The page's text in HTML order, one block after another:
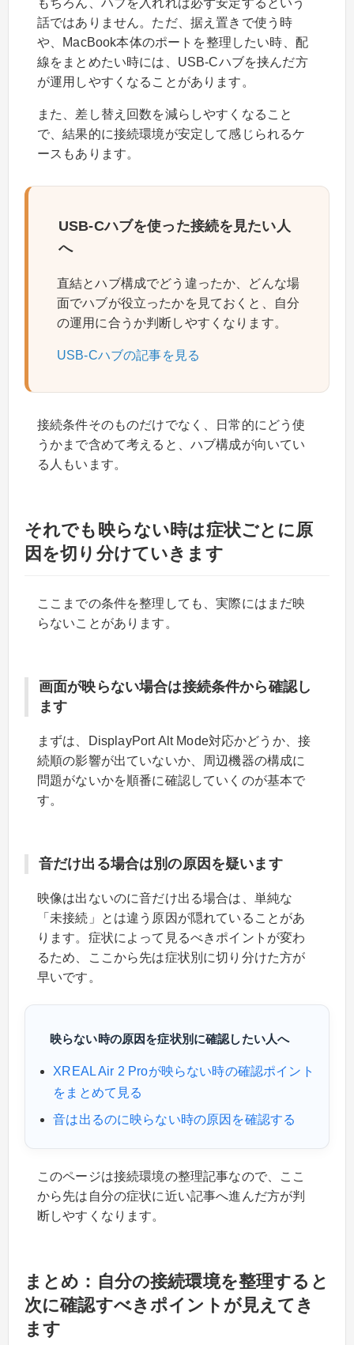
もちろん、ハブを入れれば必ず安定するという
話ではありません。ただ、据え置きで使う時
や、MacBook本体のポートを整理したい時、配
線をまとめたい時には、USB-Cハブを挟んだ方
が運用しやすくなることがあります。
また、差し替え回数を減らしやすくなること
で、結果的に接続環境が安定して感じられるケ
ースもあります。
USB-Cハブを使った接続を見たい人
へ
直結とハブ構成でどう違ったか、どんな場
面でハブが役立ったかを見ておくと、自分
の運用に合うか判断しやすくなります。
USB-Cハブの記事を見る
接続条件そのものだけでなく、日常的にどう使
うかまで含めて考えると、ハブ構成が向いてい
る人もいます。
それでも映らない時は症状ごとに原
因を切り分けていきます
ここまでの条件を整理しても、実際にはまだ映
らないことがあります。
画面が映らない場合は接続条件から確認し
ます
まずは、DisplayPort Alt Mode対応かどうか、接
続順の影響が出ていないか、周辺機器の構成に
問題がないかを順番に確認していくのが基本で
す。
音だけ出る場合は別の原因を疑います
映像は出ないのに音だけ出る場合は、単純な
「未接続」とは違う原因が隠れていることがあ
ります。症状によって見るべきポイントが変わ
るため、ここから先は症状別に切り分けた方が
早いです。
映らない時の原因を症状別に確認したい人へ
XREAL Air 2 Proが映らない時の確認ポイント
をまとめて見る
音は出るのに映らない時の原因を確認する
このページは接続環境の整理記事なので、ここ
から先は自分の症状に近い記事へ進んだ方が判
断しやすくなります。
まとめ：自分の接続環境を整理すると
次に確認すべきポイントが見えてき
ます